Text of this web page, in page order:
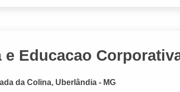
Educacao
da Colina, Uberlândia - MG